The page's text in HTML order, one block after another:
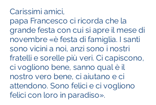
Carissimi amici,
papa Francesco ci ricorda che la
grande festa con cui si apre il mese di
novembre «è festa di famiglia. I santi
sono vicini a noi, anzi sono i nostri
fratelli e sorelle più veri. Ci capiscono,
ci vogliono bene, sanno qual è il
nostro vero bene, ci aiutano e ci
attendono. Sono felici e ci vogliono
felici con loro in paradiso».